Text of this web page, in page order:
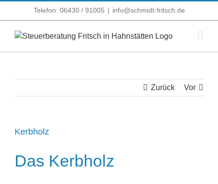
Telefon: 06430 / 91005 | info@schmidt-fritsch.de
Zurück Vor
Kerbholz
Das Kerbholz